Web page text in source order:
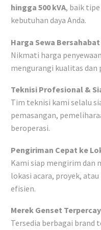
hingga 500 kVA, baik tipe
kebutuhan daya Anda.
Harga Sewa Bersahabat
Nikmati harga
mengurangi kualitas dan
Teknisi Profesional &
Tim teknisi kami selalu
pemasangan,
beroperasi.
Pengiriman Cepat ke
Kami siap mengirim dan
lokasi acara, proyek,
efisien.
Merek Genset
Tersedia berbagai brand